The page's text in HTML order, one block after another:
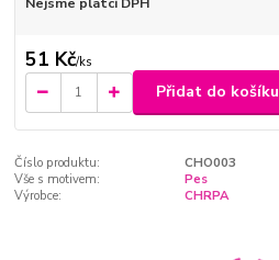
Nejsme plátci DPH
51 Kč/ks
Přidat do košíku
Číslo produktu:
CHO003
Vše s motivem:
Pes
Výrobce:
CHRPA